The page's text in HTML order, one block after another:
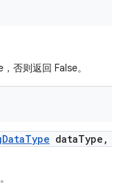
否则返回 False。
DataType dataType ,